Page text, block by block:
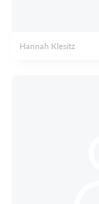
Hannah Klesitz